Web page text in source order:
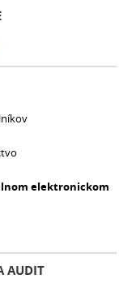
elektronickom
AUDIT